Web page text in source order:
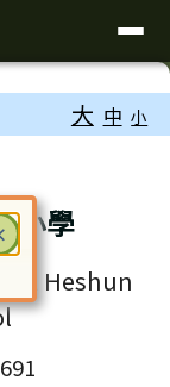
大 中 小
小學
Heshun
關閉
Tab 鍵在